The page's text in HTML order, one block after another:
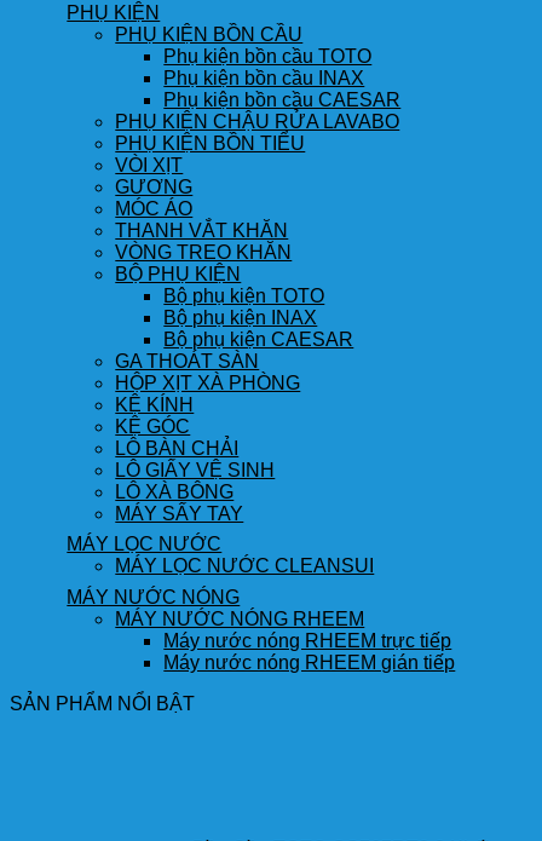
PHỤ KIỆN
PHỤ KIỆN BỒN CẦU
Phụ kiện bồn cầu TOTO
Phụ kiện bồn cầu INAX
Phụ kiện bồn cầu CAESAR
PHỤ KIỆN CHẬU RỬA LAVABO
PHỤ KIỆN BỒN TIỂU
VÒI XỊT
GƯƠNG
MÓC ÁO
THANH VẮT KHĂN
VÒNG TREO KHĂN
BỘ PHỤ KIỆN
Bộ phụ kiện TOTO
Bộ phụ kiện INAX
Bộ phụ kiện CAESAR
GA THOÁT SÀN
HỘP XỊT XÀ PHÒNG
KỆ KÍNH
KỆ GÓC
LÔ BÀN CHẢI
LÔ GIẤY VỆ SINH
LÔ XÀ BÔNG
MÁY SẤY TAY
MÁY LỌC NƯỚC
MÁY LỌC NƯỚC CLEANSUI
MÁY NƯỚC NÓNG
MÁY NƯỚC NÓNG RHEEM
Máy nước nóng RHEEM trực tiếp
Máy nước nóng RHEEM gián tiếp
SẢN PHẨM NỔI BẬT